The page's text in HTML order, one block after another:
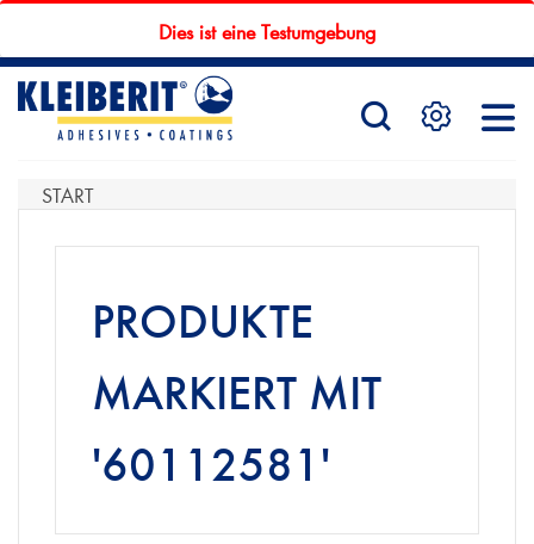
Dies ist eine Testumgebung
STARTSEITE
START
PRODUKTE
MARKIERT MIT
'60112581'